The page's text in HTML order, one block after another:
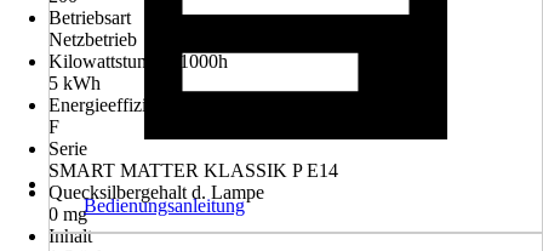
Betriebsart
Netzbetrieb
Kilowattstunden/1000h
5 kWh
Energieeffizienzklasse
F
Serie
SMART MATTER KLASSIK P E14
Quecksilbergehalt d. Lampe
0 mg
Inhalt
Bedienungsanleitung